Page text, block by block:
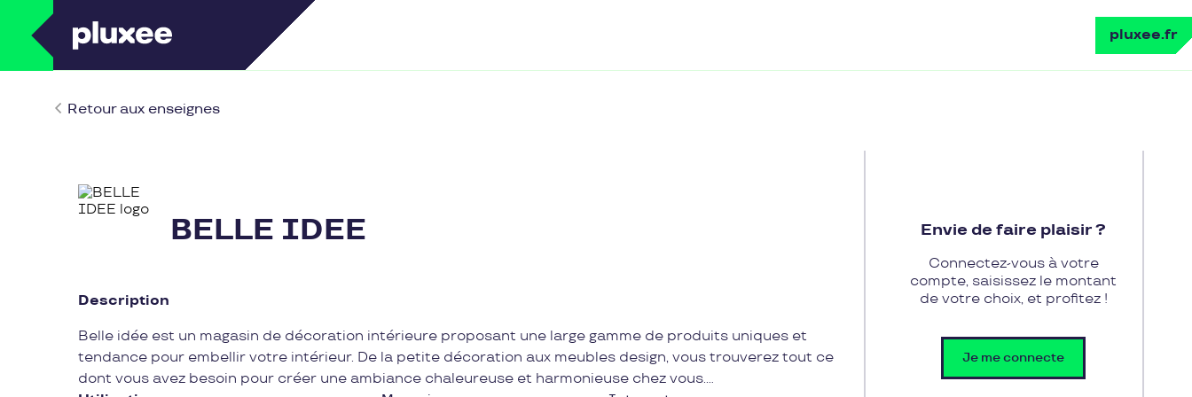
pluxee.fr
Retour aux enseignes
BELLE IDEE
Description
Belle idée est un magasin de décoration intérieure proposant une large gamme de produits uniques et
tendance pour embellir votre intérieur. De la petite décoration aux meubles design, vous trouverez tout ce
dont vous avez besoin pour créer une ambiance chaleureuse et harmonieuse chez vous.
Envie de faire plaisir ?
Connectez-vous à votre
compte, saisissez le montant
de votre choix, et profitez !
Je me connecte